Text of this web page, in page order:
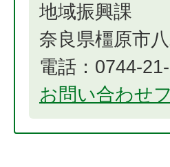
地域振興課
奈良県橿原市
電話：0744-
お問い合わせ